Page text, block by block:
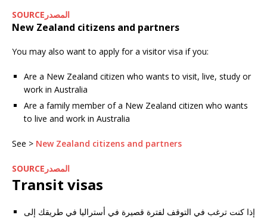
SOURCEالمصدر
New Zealand citizens and partners
You may also want to apply for a visitor visa if you:
Are a New Zealand citizen who wants to visit, live, study or
work in Australia
Are a family member of a New Zealand citizen who wants
to live and work in Australia
See > New Zealand citizens and partners
SOURCEالمصدر
Transit visas
إذا كنت ترغب في التوقف لفترة قصيرة في أستراليا في طريقك إلى